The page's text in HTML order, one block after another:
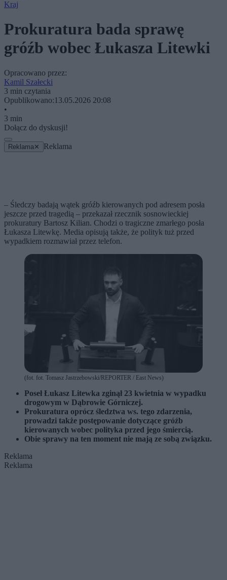
Kraj
Prokuratura bada sprawę
gróźb wobec Łukasza Litewki
Opracowano przez:
Kamil Szałecki
3 min czytania
Opublikowano:13.05.2026 20:08
•
3 min
Dołącz do dyskusji!
Reklama ✕ Reklama
– Śledczy badają wątek gróźb kierowanych pod adresem posła
jeszcze przed tragedią – przekazał rzecznik sosnowieckiej
prokuratury Bartosz Kilian. Chodzi o tragiczne zmarłego posła
Łukasza Litewkę. Media opisują także, że polityk tuż przed
wypadkiem rozmawiał przez telefon.
(fot. fot. Tomasz Jastrzebowski/REPORTER / East News)
Poseł Łukasz Litewka zginął 23 kwietnia w wypadku
drogowym w Dąbrowie Górniczej.
Prokuratura oprócz śledztwa ws. tego zdarzenia,
prowadzi także postępowanie dotyczące gróźb
kierowanych wobec polityka przed jego śmiercią.
Obie sprawy na ten moment nie mają ze sobą związku.
Reklama
Reklama